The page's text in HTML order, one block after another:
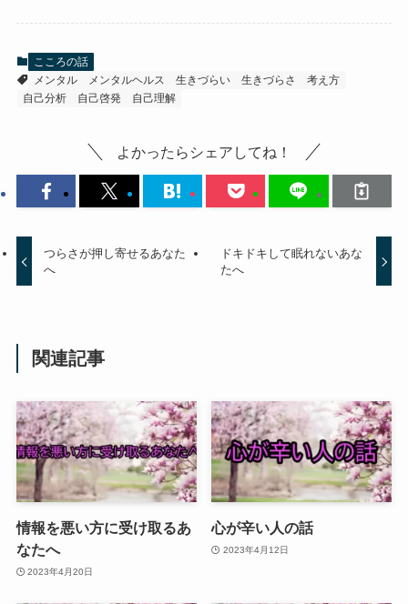
こころの話
メンタル
メンタルヘルス 生きづらい 生きづらさ
考え方
自己分析
自己啓発 自己理解
よかったらシェアしてね！
つらさが押し寄せるあなた
へ
ドキドキして眠れないあな
たへ
関連記事
情報を悪い方に受け取るあ
なたへ
2023年4月20日
心が辛い人の話
2023年4月12日